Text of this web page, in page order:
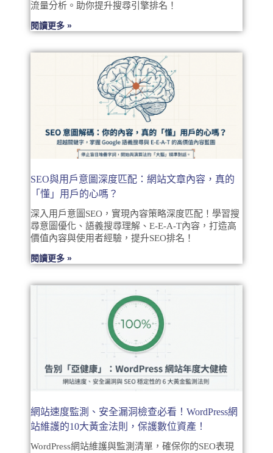
流量分析。助你提升搜尋引擎排名！
閱讀更多 »
SEO與用戶意圖深度匹配：網站文章內容，真的
「懂」用戶的心嗎？
深入用戶意圖SEO，實現內容策略深度匹配！學習搜
尋意圖優化、語義搜尋理解、E-E-A-T內容，打造高
價值內容與使用者經驗，提升SEO排名！
閱讀更多 »
網站速度監測、安全漏洞檢查必看！WordPress網
站維護的10大黃金法則，保護數位資產！
WordPress網站維護與監測清單，確保你的SEO表現